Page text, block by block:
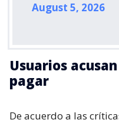
August 5, 2026
Usuarios
pagar
De acuerdo a las